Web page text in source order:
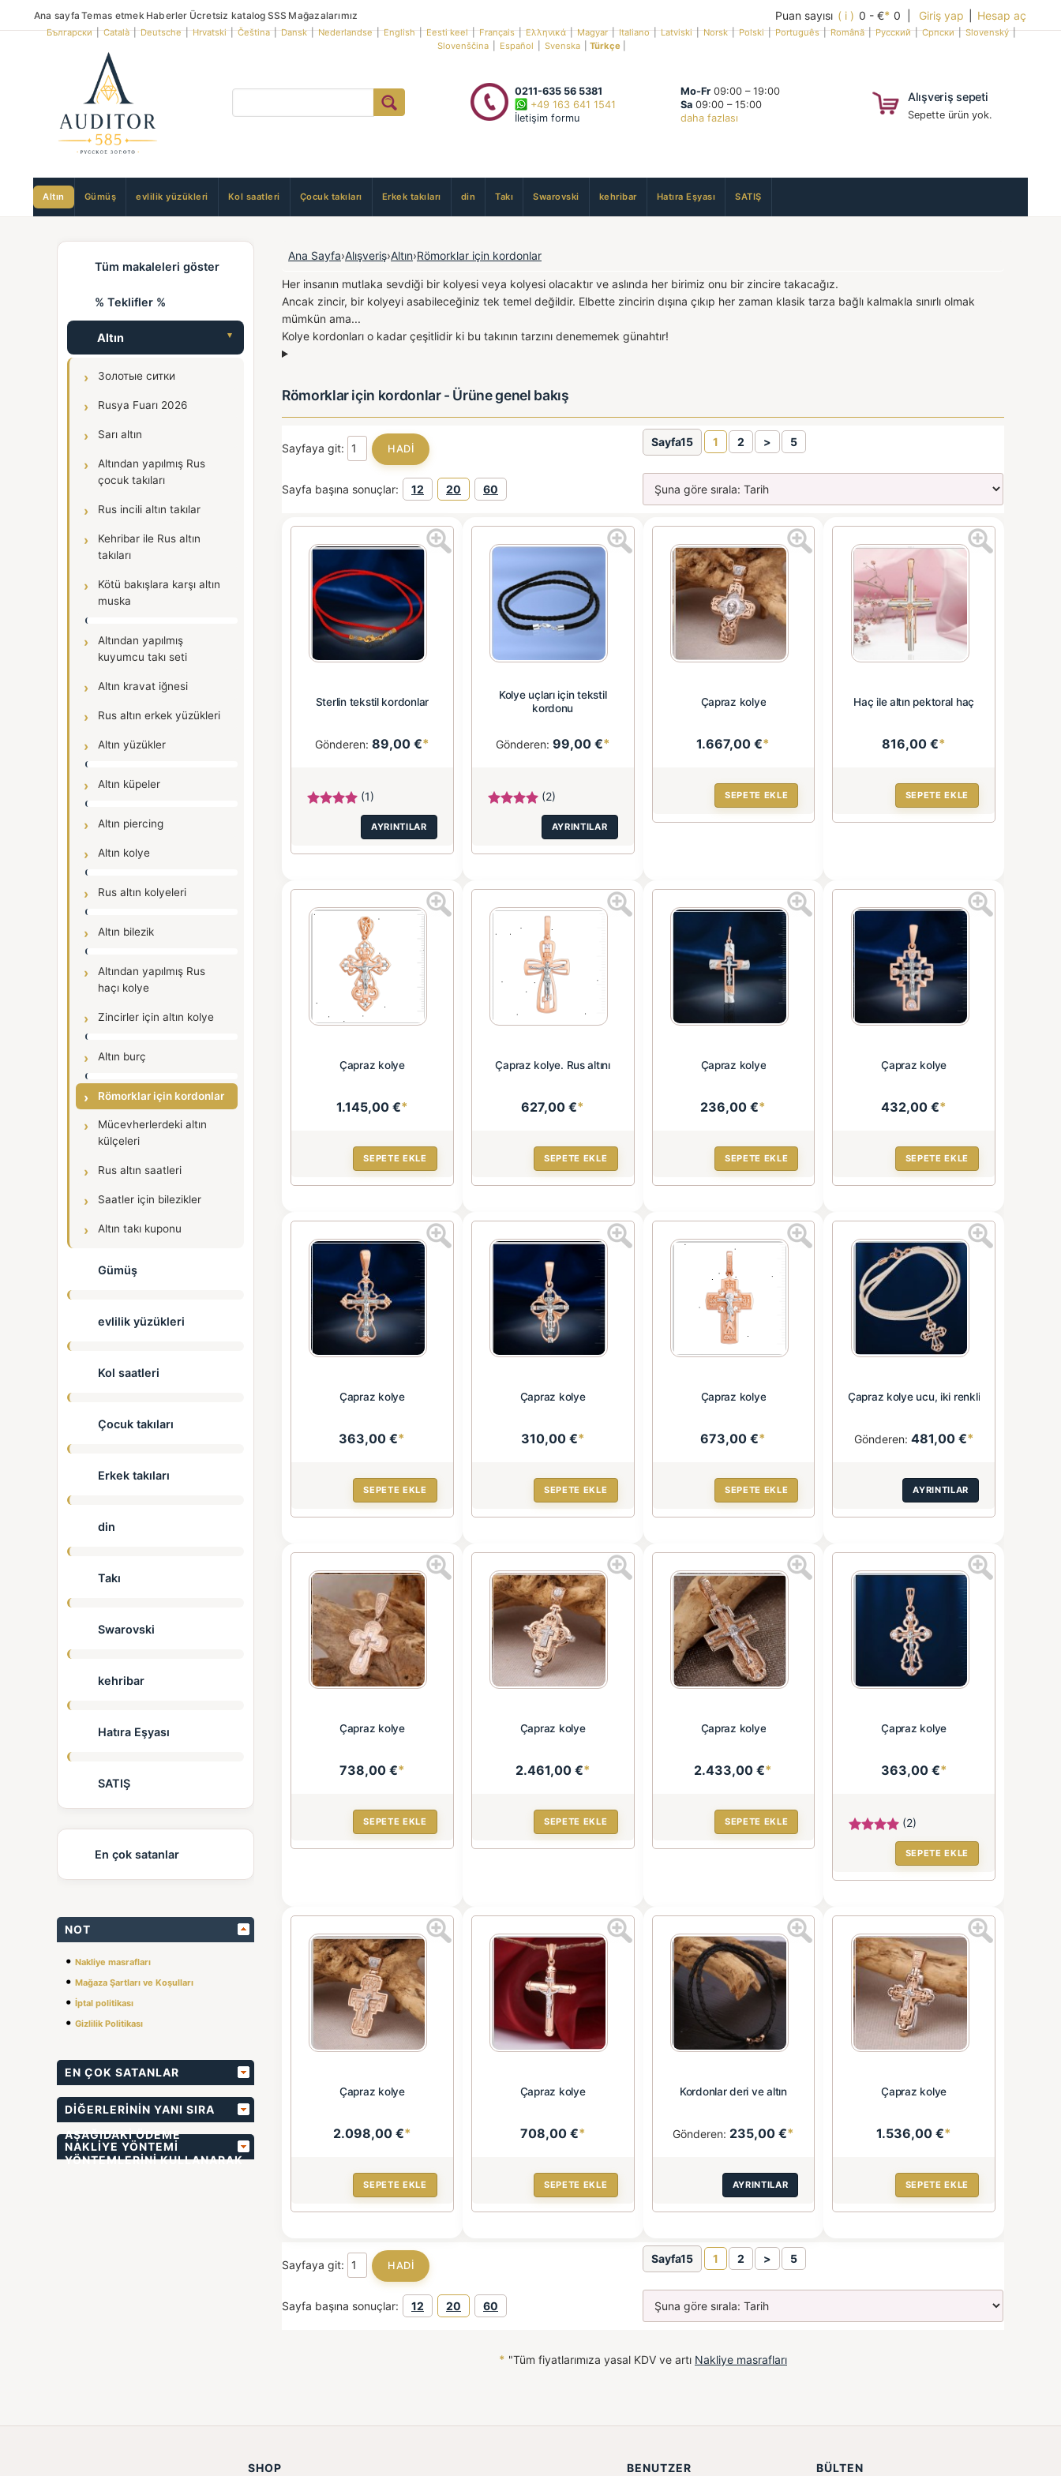
Ana sayfa Temas etmek Haberler Ücretsiz katalog SSS Mağazalarımız Puan sayısı ( i ) 0 - €* 0 | Giriş yap Hesap aç
Български|Català|Deutsche|Hrvatski|Čeština|Dansk|Nederlandse|English|Eesti keel|Français|Ελληνικά|Magyar|Italiano|Latviski|Norsk|Polski|Português|Română|Русский|Српски|Slovenský|
Slovenščina
Español Svenska Türkçe|
0211-635 56 5381
+49 163 641 1541
İletişim formu
Mo-Fr09:00 – 19:00
Sa09:00 – 15:00
daha fazlası
Alışveriş sepeti
Sepette ürün yok.
Altın Gümüş evlilik yüzükleri Kol saatleri Çocuk takıları Erkek takıları din Takı Swarovski kehribar Hatıra Eşyası SATIŞ
Tüm makaleleri göster
% Teklifler %
Altın
Золотые ситки
Rusya Fuarı 2026
Sarı altın
Altından yapılmış Rus
çocuk takıları
Rus incili altın takılar
Kehribar ile Rus altın
takıları
Kötü bakışlara karşı altın
muska
Altından yapılmış
kuyumcu takı seti
Altın kravat iğnesi
Rus altın erkek yüzükleri
Altın yüzükler
Altın küpeler
Altın piercing
Altın kolye
Rus altın kolyeleri
Altın bilezik
Altından yapılmış Rus
haçı kolye
Zincirler için altın kolye
Altın burç
Römorklar için kordonlar
Mücevherlerdeki altın
külçeleri
Rus altın saatleri
Saatler için bilezikler
Altın takı kuponu
Gümüş
evlilik yüzükleri
Kol saatleri
Çocuk takıları
Erkek takıları
din
Takı
Swarovski
kehribar
Hatıra Eşyası
SATIŞ
En çok satanlar
NOT
• Nakliye masrafları
• Mağaza Şartları ve Koşulları
• İptal politikası
• Gizlilik Politikası
EN ÇOK SATANLAR
DIĞERLERININ YANI SIRA
AŞAĞIDAKI ÖDEME
YÖNTEMLERINI KULLANARAK
NAKLIYE YÖNTEMI
Ana Sayfa›Alışveriş›Altın›Römorklar için kordonlar
Her insanın mutlaka sevdiği bir kolyesi veya kolyesi olacaktır ve aslında her birimiz onu bir zincire takacağız.
Ancak zincir, bir kolyeyi asabileceğiniz tek temel değildir. Elbette zincirin dışına çıkıp her zaman klasik tarza bağlı kalmakla sınırlı olmak
mümkün ama...
Kolye kordonları o kadar çeşitlidir ki bu takının tarzını denememek günahtır!
Römorklar için kordonlar - Ürüne genel bakış
Sayfaya git: Sayfa15 1 2 > 5
Sayfa başına sonuçlar: 12 20 60
Sterlin tekstil kordonlar
Gönderen: 89,00 €*
(1)
AYRINTILAR
Kolye uçları için tekstil
kordonu
Gönderen: 99,00 €*
(2)
AYRINTILAR
Çapraz kolye
1.667,00 €*
SEPETE EKLE
Haç ile altın pektoral haç
816,00 €*
SEPETE EKLE
Çapraz kolye
1.145,00 €*
SEPETE EKLE
Çapraz kolye. Rus altını
627,00 €*
SEPETE EKLE
Çapraz kolye
236,00 €*
SEPETE EKLE
Çapraz kolye
432,00 €*
SEPETE EKLE
Çapraz kolye
363,00 €*
SEPETE EKLE
Çapraz kolye
310,00 €*
SEPETE EKLE
Çapraz kolye
673,00 €*
SEPETE EKLE
Çapraz kolye ucu, iki renkli
Gönderen: 481,00 €*
AYRINTILAR
Çapraz kolye
738,00 €*
SEPETE EKLE
Çapraz kolye
2.461,00 €*
SEPETE EKLE
Çapraz kolye
2.433,00 €*
SEPETE EKLE
Çapraz kolye
363,00 €*
(2)
SEPETE EKLE
Çapraz kolye
2.098,00 €*
SEPETE EKLE
Çapraz kolye
708,00 €*
SEPETE EKLE
Kordonlar deri ve altın
Gönderen: 235,00 €*
AYRINTILAR
Çapraz kolye
1.536,00 €*
SEPETE EKLE
Sayfaya git: Sayfa15 1 2 > 5
Sayfa başına sonuçlar: 12 20 60
* "Tüm fiyatlarımıza yasal KDV ve artı Nakliye masrafları
SHOP BENUTZER BÜLTEN